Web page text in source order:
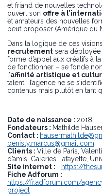
et friand de nouvelles
ouvert son offre à
et amateurs des nouvelles
peut proposer (Amérique du
Dans la logique de ces
recrutement sera déployée
forme d’appel aux créatifs à
de fonctionner – se fonde
l’affinité artistique et
talent : l’agence ne se
contenus mais plutôt en tant
Date de naissance : 2018
Fondateurs : Mathilde
Contact :
benisty.marcus@gmail.com
Clients : Ville de Paris,
d’amis, Galeries Lafayette,
Site internet :
https://
Fiche Adforum :
https://fr.adforum.com/
project